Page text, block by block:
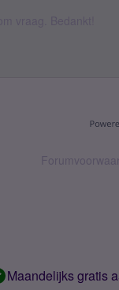
Maandelijks gratis